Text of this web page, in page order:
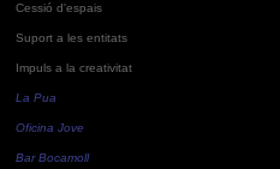
Cessió d'espais
Suport a les entitats
Impuls a la creativitat
La Pua
Oficina Jove
Bar Bocamoll